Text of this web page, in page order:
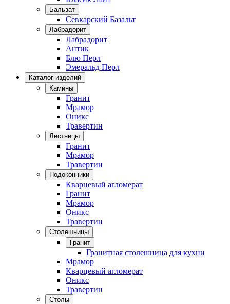
Бальзат
Севкарский Базальт
Лабрадорит
Лабрадорит
Антик
Блю Перл
Эмеральд Перл
Каталог изделий
Камины
Гранит
Мрамор
Оникс
Травертин
Лестницы
Гранит
Мрамор
Травертин
Подоконники
Кварцевый агломерат
Гранит
Мрамор
Оникс
Травертин
Столешницы
Гранит
Гранитная столешница для кухни
Мрамор
Кварцевый агломерат
Оникс
Травертин
Столы